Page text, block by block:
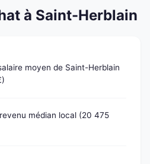
à Saint-Herblain
moyen de Saint-Herblain
médian local (20 475